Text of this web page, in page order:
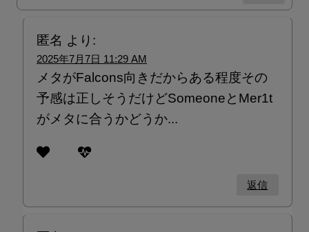
匿名 より:
2025年7月7日 11:29 AM
メタがFalcons向きだからある程度その
予感は正しそうだけどSomeoneとMer1t
がメタに合うかどうか...
返信